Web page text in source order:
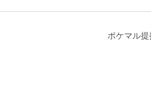
ポケマル